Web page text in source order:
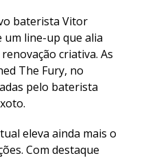
baterista Vitor
line-up que alia
criativa. As
The Fury, no
pelo baterista
eleva ainda mais o
Com destaque